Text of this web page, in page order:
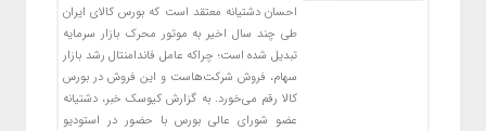
احسان دشتیانه معتقد است که بورس کالای ایران
طی چند سال اخیر به موتور محرک بازار سرمایه
تبدیل شده است؛ چراکه عامل فاندامنتال رشد بازار
سهام، فروش شرکت‌هاست و این فروش در بورس
کالا رقم می‌خورد. به گزارش کیوسک خبر، دشتیانه
عضو شورای عالی بورس با حضور در استودیو